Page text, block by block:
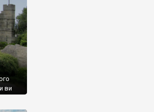
ви